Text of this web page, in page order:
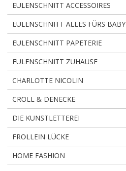
EULENSCHNITT ACCESSOIRES
EULENSCHNITT ALLES FÜRS BABY
EULENSCHNITT PAPETERIE
EULENSCHNITT ZUHAUSE
CHARLOTTE NICOLIN
CROLL & DENECKE
DIE KUNSTLETTEREI
FROLLEIN LÜCKE
HOME FASHION